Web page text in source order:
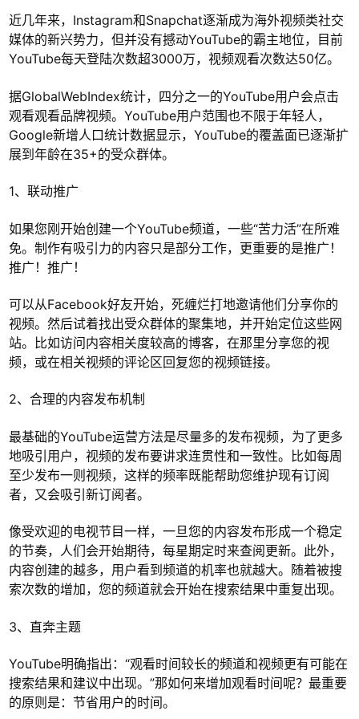
近几年来，Instagram和Snapchat逐渐成为海外视频类社交
媒体的新兴势力，但并没有撼动YouTube的霸主地位，目前
YouTube每天登陆次数超3000万，视频观看次数达50亿。
据GlobalWebIndex统计，四分之一的YouTube用户会点击
观看观看品牌视频。YouTube用户范围也不限于年轻人，
Google新增人口统计数据显示，YouTube的覆盖面已逐渐扩
展到年龄在35+的受众群体。
1、联动推广
如果您刚开始创建一个YouTube频道，一些“苦力活”在所难
免。制作有吸引力的内容只是部分工作，更重要的是推广！
推广！推广！
可以从Facebook好友开始，死缠烂打地邀请他们分享你的
视频。然后试着找出受众群体的聚集地，并开始定位这些网
站。比如访问内容相关度较高的博客，在那里分享您的视
频，或在相关视频的评论区回复您的视频链接。
2、合理的内容发布机制
最基础的YouTube运营方法是尽量多的发布视频，为了更多
地吸引用户，视频的发布要讲求连贯性和一致性。比如每周
至少发布一则视频，这样的频率既能帮助您维护现有订阅
者，又会吸引新订阅者。
像受欢迎的电视节目一样，一旦您的内容发布形成一个稳定
的节奏，人们会开始期待，每星期定时来查阅更新。此外，
内容创建的越多，用户看到频道的机率也就越大。随着被搜
索次数的增加，您的频道就会开始在搜索结果中重复出现。
3、直奔主题
YouTube明确指出：“观看时间较长的频道和视频更有可能在
搜索结果和建议中出现。”那如何来增加观看时间呢？最重要
的原则是：节省用户的时间。